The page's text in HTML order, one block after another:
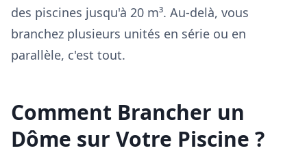
des piscines jusqu'à 20 m³. Au-delà, vous
branchez plusieurs unités en série ou en
parallèle, c'est tout.
Comment Brancher un
Dôme sur Votre Piscine ?